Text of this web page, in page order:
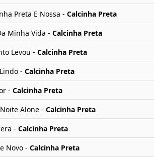
Preta E Nossa - Calcinha Preta
Minha Vida - Calcinha Preta
Levou - Calcinha Preta
- Calcinha Preta
- Calcinha Preta
Alone - Calcinha Preta
- Calcinha Preta
Novo - Calcinha Preta